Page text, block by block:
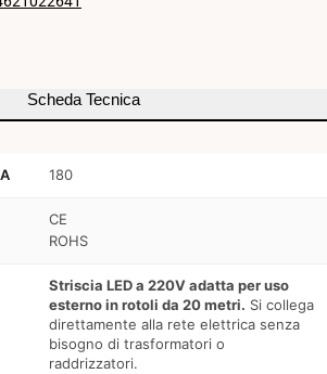
Scheda Tecnica
180
CE
ROHS
Striscia LED a 220V adatta per uso
esterno in rotoli da 20 metri. Si collega
direttamente alla rete elettrica senza
bisogno di trasformatori o
raddrizzatori.